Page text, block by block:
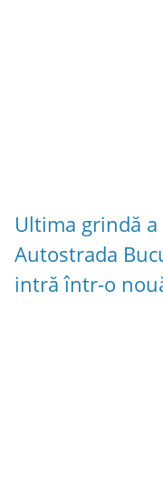
Ultima grindă
Autostrada
intră într-o